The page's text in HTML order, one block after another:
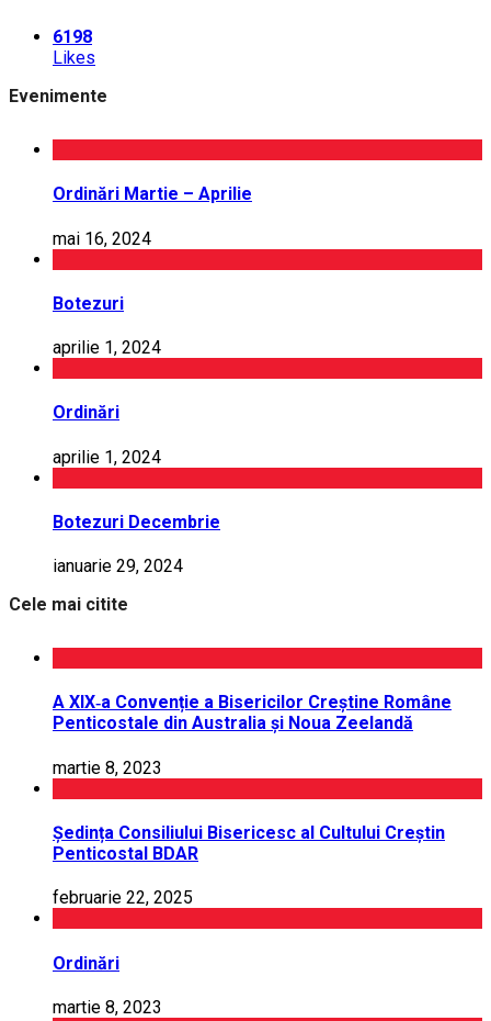
6198
Likes
Evenimente
Ordinări Martie – Aprilie
mai 16, 2024
Botezuri
aprilie 1, 2024
Ordinări
aprilie 1, 2024
Botezuri Decembrie
ianuarie 29, 2024
Cele mai citite
A XIX‑a Convenție a Bisericilor Creștine Române
Penticostale din Australia și Noua Zeelandă
martie 8, 2023
Ședința Consiliului Bisericesc al Cultului Creștin
Penticostal BDAR
februarie 22, 2025
Ordinări
martie 8, 2023